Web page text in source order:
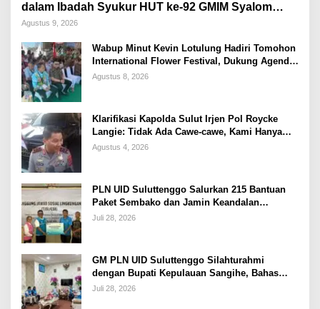
dalam Ibadah Syukur HUT ke-92 GMIM Syalom
Molas
Agustus 9, 2026
Wabup Minut Kevin Lotulung Hadiri Tomohon
International Flower Festival, Dukung Agenda
Pariwisata Nasional
Agustus 8, 2026
Klarifikasi Kapolda Sulut Irjen Pol Roycke
Langie: Tidak Ada Cawe-cawe, Kami Hanya
Jalankan Perintah Undang-Undang
Agustus 4, 2026
PLN UID Suluttenggo Salurkan 215 Bantuan
Paket Sembako dan Jamin Keandalan
Kelistrikan Pasca Bencana di Tamako
Juli 28, 2026
GM PLN UID Suluttenggo Silahturahmi
dengan Bupati Kepulauan Sangihe, Bahas
Keandalan Sistem Kelistrikan hingga
Juli 28, 2026